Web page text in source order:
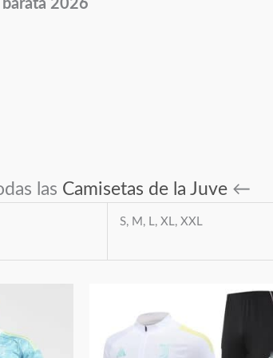
2026
las Camisetas de la Juve ←
S, M, L, XL, XXL
producto
tiene